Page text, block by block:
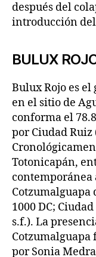
después del
introducción
BULUX
Bulux Rojo es
en el sitio de
conforma el
por Ciudad Ruiz
Totonicapán,
Cotzumalguapa
1000 DC;
s.f.). La
por Sonia